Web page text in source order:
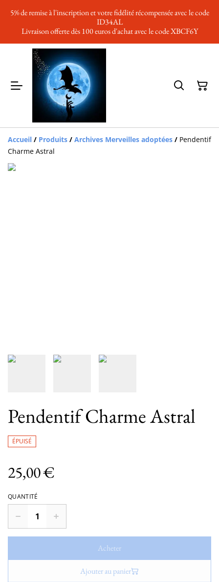
5% de remise à l'inscription et votre fidélité récompensée avec le code
ID34AL
Livraison offerte dès 100 euros d'achat avec le code XBCF6Y
Accueil / Produits / Archives Merveilles adoptées / Pendentif
Charme Astral
Pendentif Charme Astral
ÉPUISÉ
25,00 €
QUANTITÉ
Acheter
Ajouter au panier